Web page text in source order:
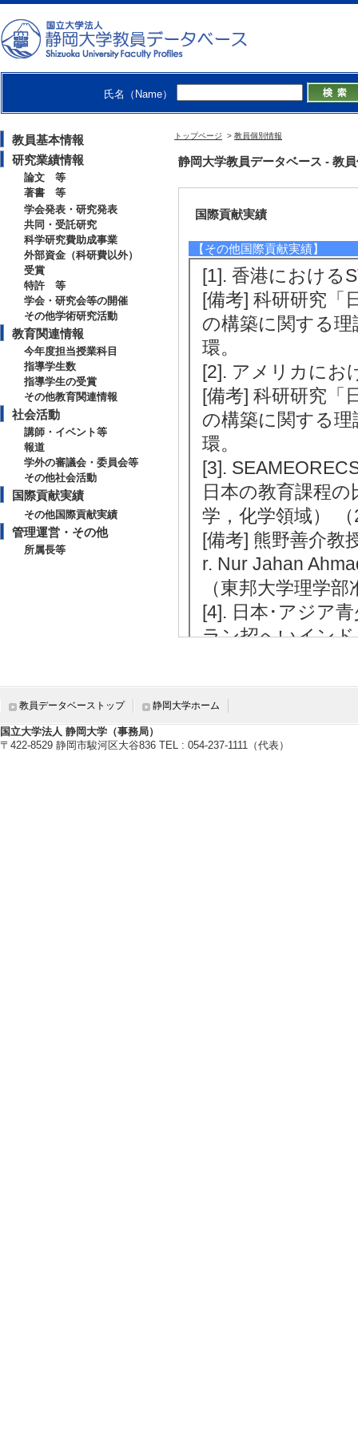
氏名（Name）
教員基本情報
研究業績情報
論文 等
著書 等
学会発表・研究発表
共同・受託研究
科学研究費助成事業
外部資金（科研費以外）
受賞
特許 等
学会・研究会等の開催
その他学術研究活動
教育関連情報
今年度担当授業科目
指導学生数
指導学生の受賞
その他教育関連情報
社会活動
講師・イベント等
報道
学外の審議会・委員会等
その他社会活動
国際貢献実績
その他国際貢献実績
管理運営・その他
所属長等
トップページ > 教員個別情報
静岡大学教員データベース - 教
[備考] 富士市教育
[備考] 富士市教育
[5]. 富士市立岩松
[備考] 富士市教育
国際貢献実績
【その他国際貢献実績】
[1]. 香港における
[備考] 科研研究「
の構築に関する理
環。
[2]. アメリカにお
[備考] 科研研究「
の構築に関する理
環。
[3].
日本の教育課程
学，化学領域）
[備考] 熊野善介教
r. Nur Jahan
（東邦大学理学
[4]. 日本･アジア
ラン招へいイン
[備考] 静岡大学
管理運営・その他
教員データベーストップ 静岡大学ホーム
国立大学法人 静岡大学（事務局）
〒422-8529 静岡市駿河区大谷836 TEL : 054-237-1111（代表）